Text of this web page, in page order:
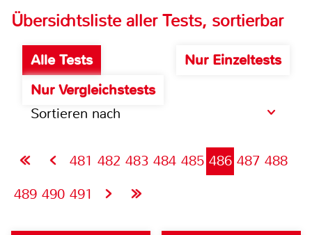
Übersichtsliste aller Tests, sortierbar
Alle Tests
Nur Einzeltests
Nur Vergleichstests
Sortieren nach
481 482 483 484 485 486 487 488
489 490 491